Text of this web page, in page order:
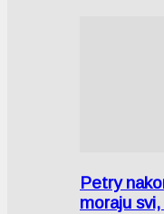
Petry
moraju